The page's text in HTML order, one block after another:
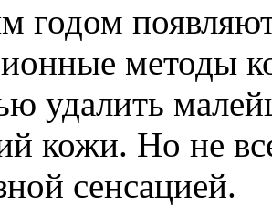
годом
методы
удалить
кожи. Но не
сенсацией.